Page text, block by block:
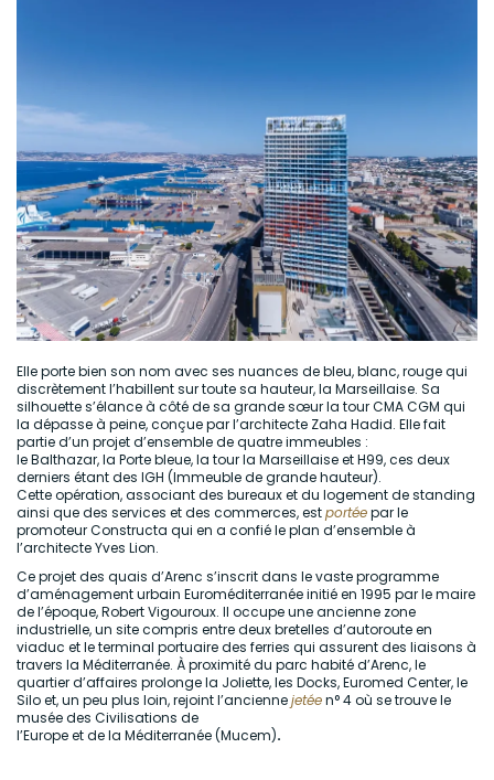
Elle porte bien son nom avec ses nuances de bleu, blanc, rouge qui
discrètement l’habillent sur toute sa hauteur, la Marseillaise. Sa
silhouette s’élance à côté de sa grande sœur la tour CMA CGM qui
la dépasse à peine, conçue par l’architecte Zaha Hadid. Elle fait
partie d’un projet d’ensemble de quatre immeubles :
le Balthazar, la Porte bleue, la tour la Marseillaise et H99, ces deux
derniers étant des IGH (Immeuble de grande hauteur).
Cette opération, associant des bureaux et du logement de standing
ainsi que des services et des commerces, estportéepar le
promoteur Constructa qui en a confié le plan d’ensemble à
l’architecte Yves Lion.
Ce projet des quais d’Arenc s’inscrit dans le vaste programme
d’aménagement urbain Euroméditerranée initié en 1995 par le maire
de l’époque, Robert Vigouroux. Il occupe une ancienne zone
industrielle, un site compris entre deux bretelles d’autoroute en
viaduc et le terminal portuaire des ferries qui assurent des liaisons à
travers la Méditerranée. À proximité du parc habité d’Arenc, le
quartier d’affaires prolonge la Joliette, les Docks, Euromed Center, le
Silo et, un peu plus loin, rejoint l’anciennejetéen° 4 où se trouve le
musée des Civilisations de
l’Europe et de la Méditerranée (Mucem).